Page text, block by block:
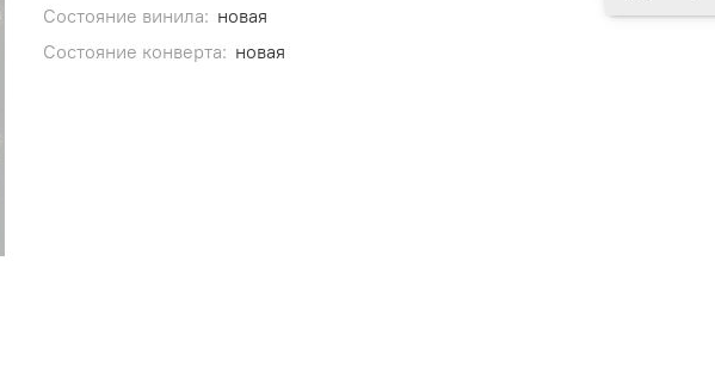
Состояние винила: новая
Состояние конверта: новая